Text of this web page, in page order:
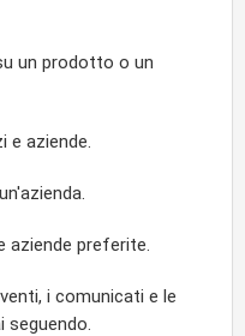
un prodotto o un
e aziende.
un'azienda.
aziende preferite.
i comunicati e le
seguendo.